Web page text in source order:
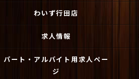
わいず行田店
求人情報
パート・アルバイト用求人ペー
ジ